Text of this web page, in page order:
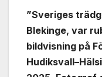
”Sveriges
Blekinge, var
bildvisning på